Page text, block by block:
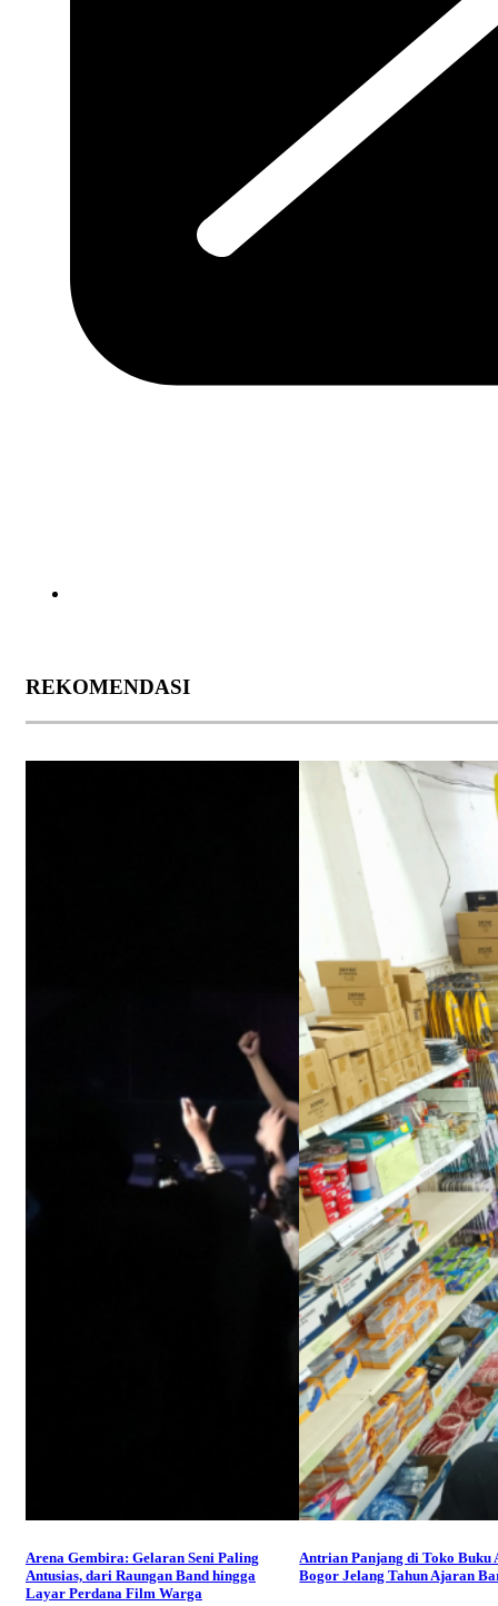
REKOMENDASI
Arena Gembira: Gelaran Seni Paling
Antusias, dari Raungan Band hingga
Layar Perdana Film Warga
Antrian Panjang di Toko Buku
Bogor Jelang Tahun Ajaran